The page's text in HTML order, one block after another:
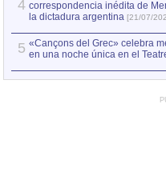
4 correspondencia inédita de
la dictadura argentina [21/07/
5 «Cançons del Grec» celebra
en una noche única en el